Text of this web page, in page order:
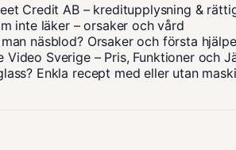
Credit AB – kreditupplysning &
inte läker – orsaker och vård
näsblod? Orsaker och första
Video Sverige – Pris, Funktioner och
Enkla recept med eller utan